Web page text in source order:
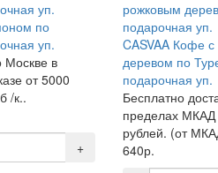
по
уп.
Москве в
от 5000
/к..
+
CASVAA Кофе
деревом по
подарочная уп.
Бесплатно
пределах МКАД
рублей. (от
640р.